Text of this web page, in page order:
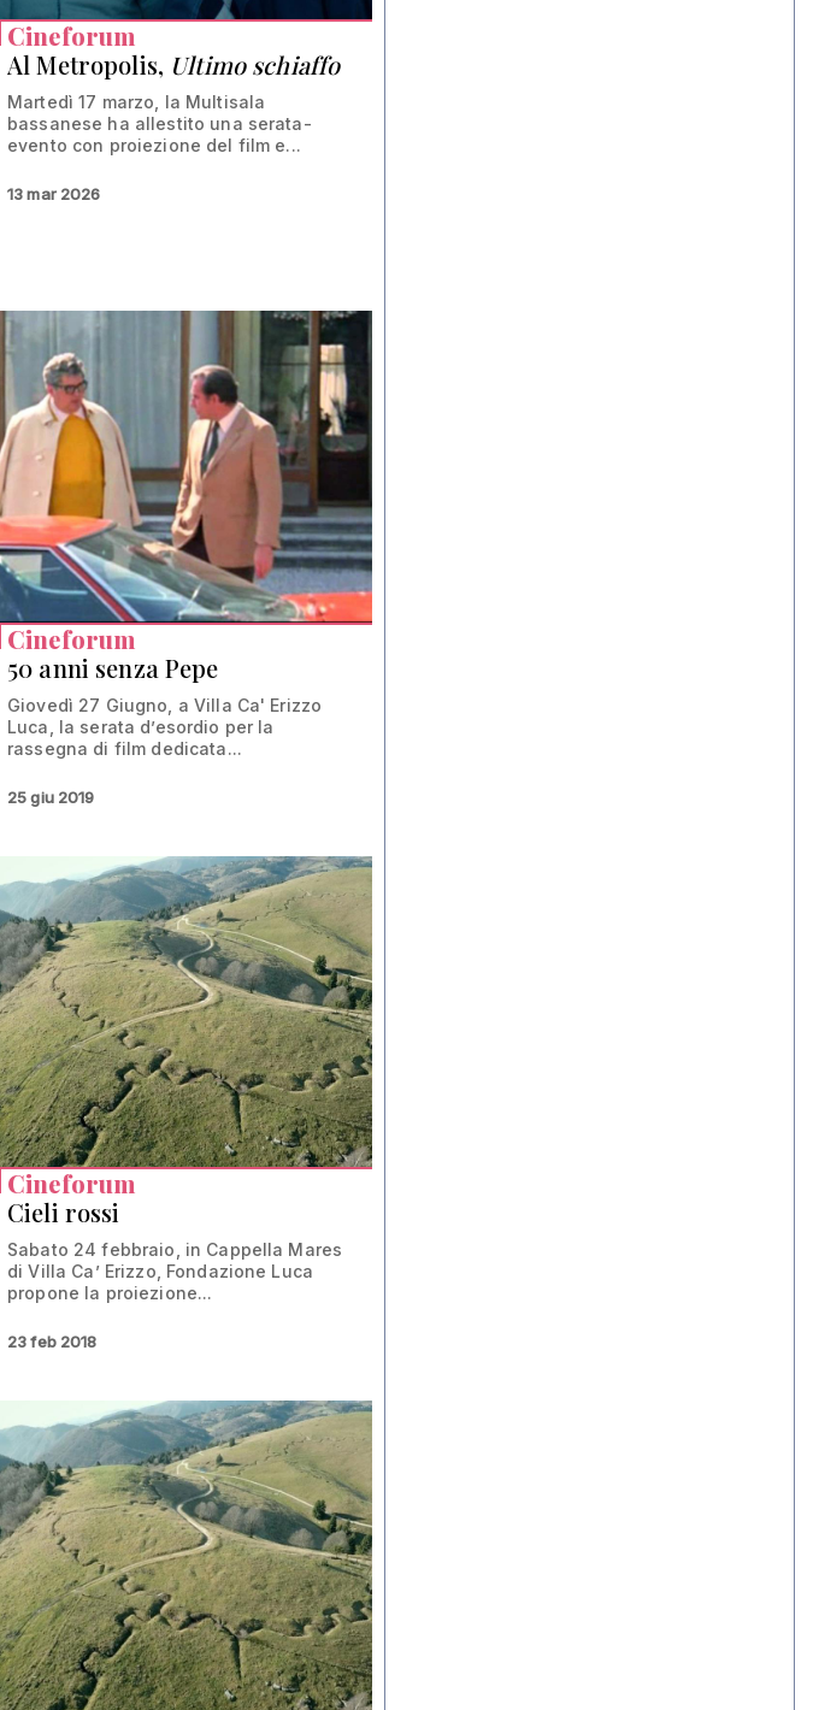
Cineforum
Al Metropolis, Ultimo schiaffo
Martedì 17 marzo, la Multisala
bassanese ha allestito una serata-
evento con proiezione del film e...
13 mar 2026
Cineforum
50 anni senza Pepe
Giovedì 27 Giugno, a Villa Ca' Erizzo
Luca, la serata d’esordio per la
rassegna di film dedicata...
25 giu 2019
Cineforum
Cieli rossi
Sabato 24 febbraio, in Cappella Mares
di Villa Ca’ Erizzo, Fondazione Luca
propone la proiezione...
23 feb 2018